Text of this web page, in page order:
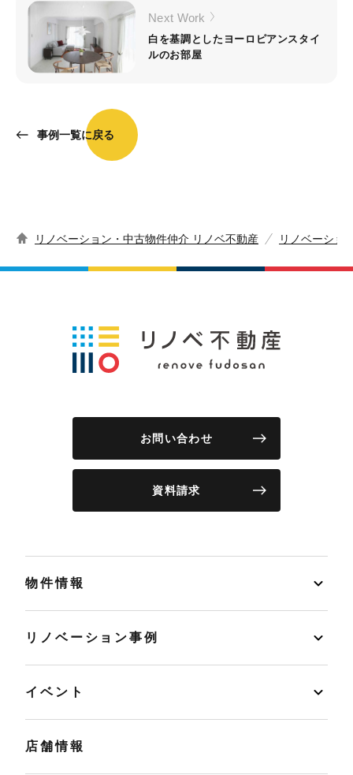
事例一覧に戻る
Next Work
白を基調としたヨーロピアンスタイ
ルのお部屋
リノベーション・中古物件仲介 リノベ不動産 リノベーショ
お問い合わせ
資料請求
物件情報
リノベーション事例
イベント
店舗情報